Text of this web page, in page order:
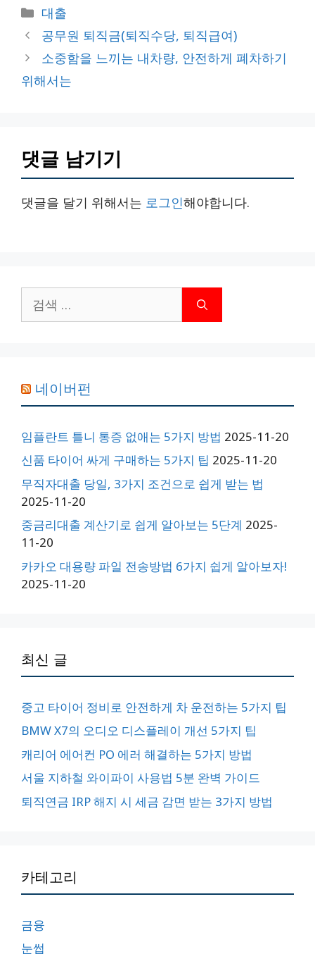
카
테
고
리
대출
공무원 퇴직금(퇴직수당, 퇴직급여)
소중함을 느끼는 내차량, 안전하게 폐차하기
위해서는
댓글 남기기
댓글을 달기 위해서는 로그인해야합니다.
색:
네이버펀
임플란트 틀니 통증 없애는 5가지 방법 2025-11-20
신품 타이어 싸게 구매하는 5가지 팁 2025-11-20
무직자대출 당일, 3가지 조건으로 쉽게 받는 법
2025-11-20
중금리대출 계산기로 쉽게 알아보는 5단계 2025-
11-20
카카오 대용량 파일 전송방법 6가지 쉽게 알아보자!
2025-11-20
최신 글
중고 타이어 정비로 안전하게 차 운전하는 5가지 팁
BMW X7의 오디오 디스플레이 개선 5가지 팁
캐리어 에어컨 PO 에러 해결하는 5가지 방법
서울 지하철 와이파이 사용법 5분 완벽 가이드
퇴직연금 IRP 해지 시 세금 감면 받는 3가지 방법
카테고리
금융
눈썹